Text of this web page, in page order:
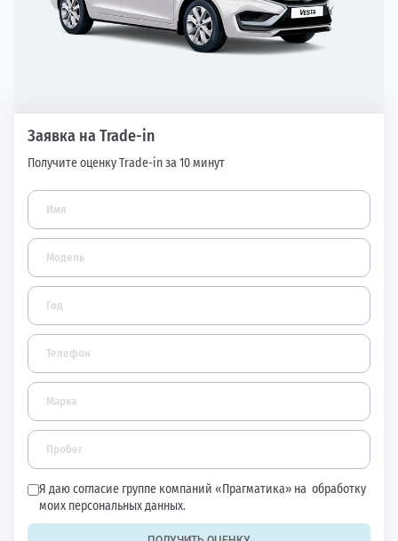
Заявка на Trade-in
Получите оценку Trade-in за 10 минут
Я даю согласие группе компаний «Прагматика» на обработку
моих персональных данных.